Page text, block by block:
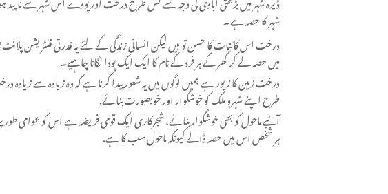
شہر کا حصہ ہے۔
درخت اس کائنات کا حسن تو ہیں لیکن انسانی زندگی کے لئے یہ قدرتی فلٹریشن
میں حصہ لے کر گھر کے ہر فرد کے نام کا ایک ایک پودا لگانا چاہیے۔
درخت زمین کا زیور ہے ہمیں لوگوں میں یہ شعور پیدا کرنا ہے کہ وہ زیادہ سے
طرح اپنے شہرو ملک کو خوشگوار اور خوبصورت بنائے.
آئیے ماحول کو بھی خوشگوار بنائے، شجرکاری ایک قومی فریضہ ہے اس کو عوامی طور پر
ہر شخص اس میں حصہ ڈالے کیونکہ ماحول سب کا ہے.